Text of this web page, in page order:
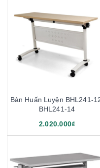
Bàn Huấn Luyện BHL241-
BHL241-14
2.020.000₫